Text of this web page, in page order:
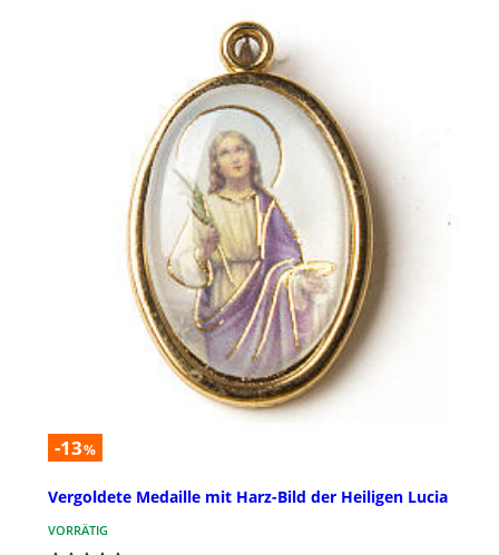
-13%
Vergoldete Medaille mit Harz-Bild der Heiligen Lucia
VORRÄTIG